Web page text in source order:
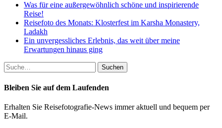
Was für eine außergewöhnlich schöne und inspirierende
Reise!
Reisefoto des Monats: Klosterfest im Karsha Monastery,
Ladakh
Ein unvergessliches Erlebnis, das weit über meine
Erwartungen hinaus ging
Suche
nach:
Bleiben Sie auf dem Laufenden
Erhalten Sie Reisefotografie-News immer aktuell und bequem per
E-Mail.